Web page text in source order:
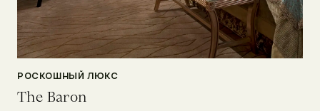
РОСКОШНЫЙ ЛЮКС
The Baron